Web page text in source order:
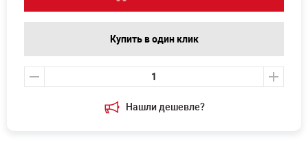
Нашли дешевле?
Купить в один клик